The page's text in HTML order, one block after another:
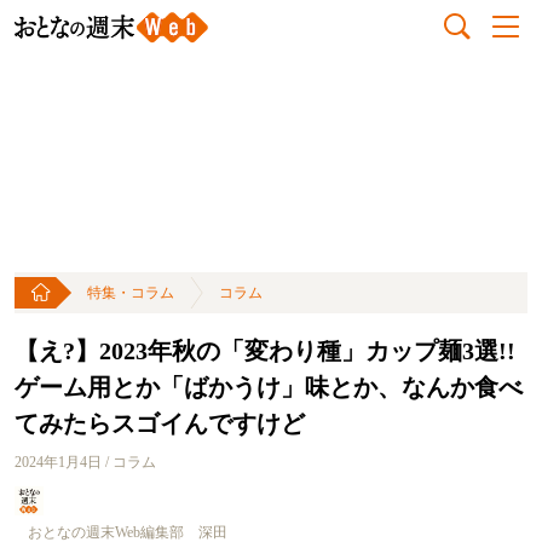
特集・コラム コラム
【え?】2023年秋の「変わり種」カップ麺3選!!
ゲーム用とか「ばかうけ」味とか、なんか食べ
てみたらスゴイんですけど
2024年1月4日 / コラム
おとなの週末Web編集部 深田